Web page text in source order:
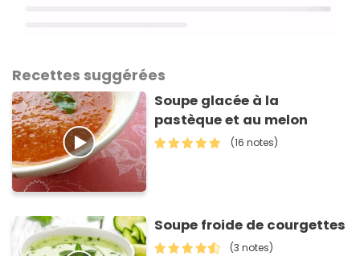
Recettes suggérées
Soupe glacée à la
pastèque et au melon
(16 notes)
Soupe froide de courgettes
(3 notes)